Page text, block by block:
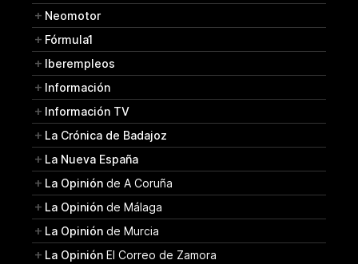
Neomotor
Fórmula1
Iberempleos
Información
Información TV
La Crónica de Badajoz
La Nueva España
La Opinión de A Coruña
La Opinión de Málaga
La Opinión de Murcia
La Opinión El Correo de Zamora